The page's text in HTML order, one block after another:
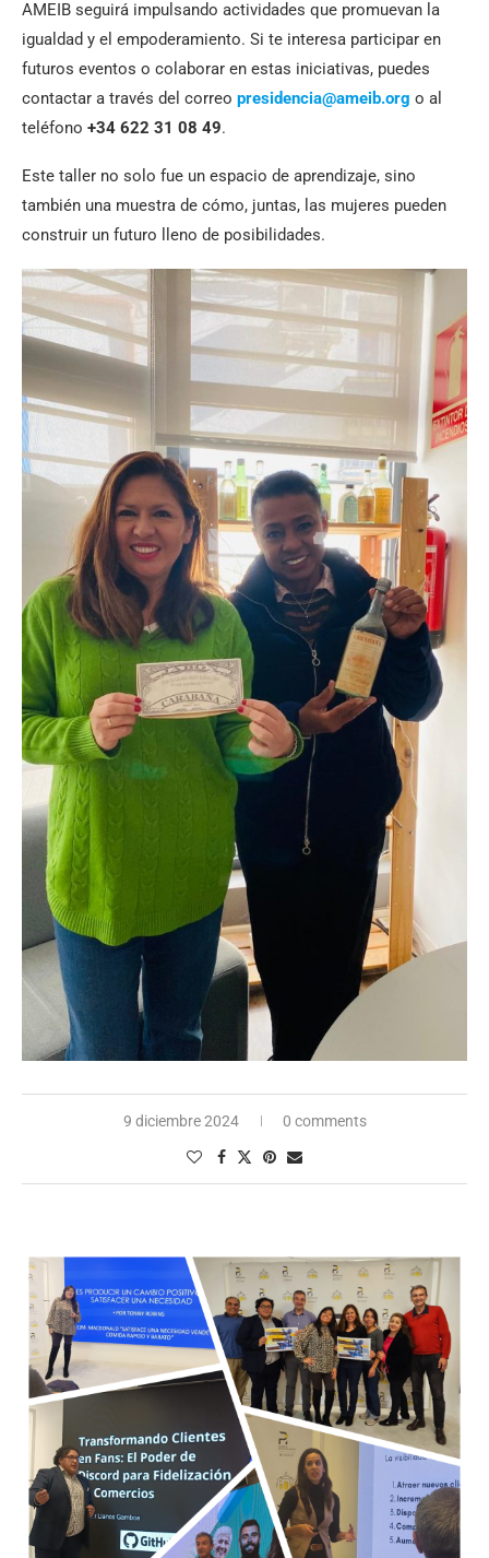
AMEIB seguirá impulsando actividades que promuevan la
igualdad y el empoderamiento. Si te interesa participar en
futuros eventos o colaborar en estas iniciativas, puedes
contactar a través del correo presidencia@ameib.org o al
teléfono +34 622 31 08 49.
Este taller no solo fue un espacio de aprendizaje, sino
también una muestra de cómo, juntas, las mujeres pueden
construir un futuro lleno de posibilidades.
9 diciembre 2024 0 comments